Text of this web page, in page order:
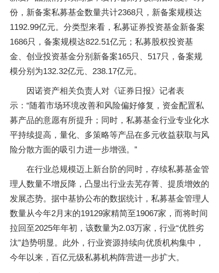
份，新备案私募基金数量共计2368只，新备案规模达
1192.99亿元。分类型来看，私募证券投资基金新备案
1686只，备案规模达822.51亿元；私募股权投资基
金、创业投资基金分别新备案165只、517只，备案规
模分别为132.32亿元、238.17亿元。
因诺资产相关负责人对《证券日报》记者表
示：“随着市场环境改善和风险偏好修复，资金配置私
募产品的意愿有所提升；同时，私募基金行业专业化水
平持续提高，量化、多策略等产品在多元收益获取与风
险分散方面的吸引力进一步增强。”
在行业总规模迈上新台阶的同时，存续私募基金管
理人数量不增反降，凸显出行业去芜存菁、提质增效的
发展态势。据中基协公布的数据统计，私募基金管理人
数量从今年2月末的19129家精简至19067家，而将时间
拉回至2025年年初，该数量为2.03万家，行业“优胜劣
汰”趋势明显。此外，行业资源持续向优质机构集中，
今年以来，百亿元级私募机构阵营进一步扩大。